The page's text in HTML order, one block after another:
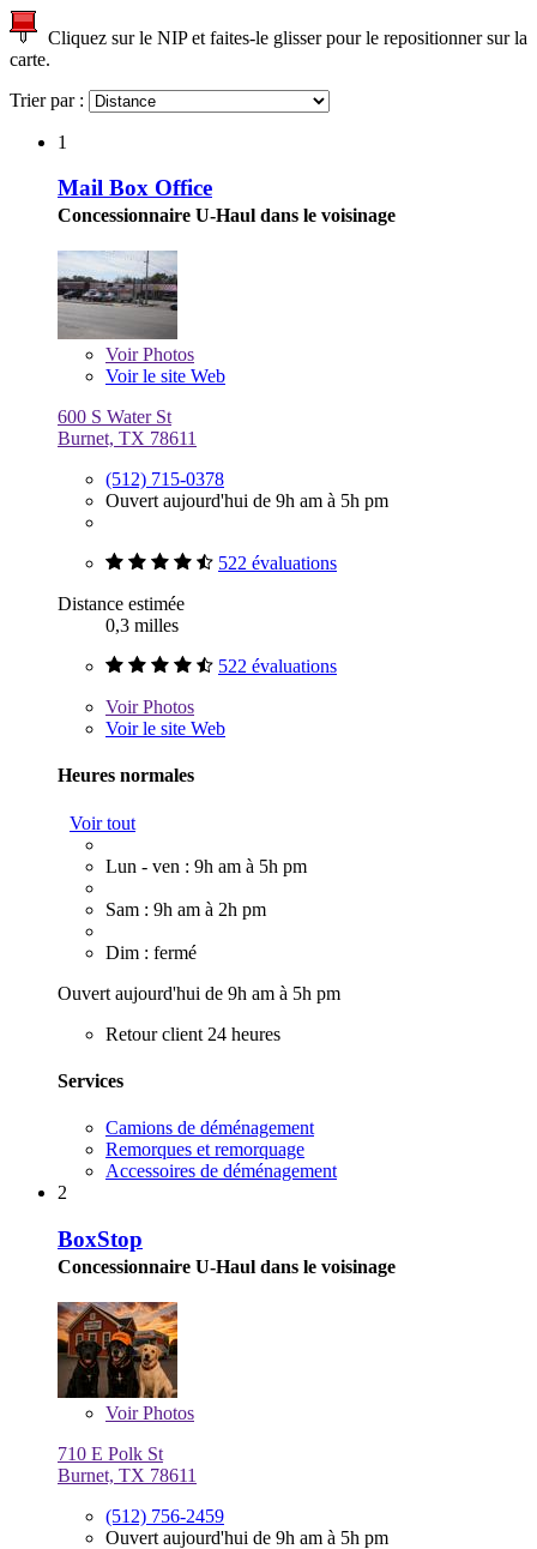
Cliquez sur le NIP et faites-le glisser pour le repositionner sur la
carte.
Trier par :
1
Mail Box Office
Concessionnaire U-Haul dans le voisinage
VoirPhotos
Voir le site Web
600 S Water St
Burnet, TX 78611
(512) 715-0378
Ouvert aujourd'hui de 9h am à 5h pm
522 évaluations
Distance estimée
0,3 milles
522 évaluations
VoirPhotos
Voir le site Web
Heures normales
Voir tout
Lun - ven : 9h am à 5h pm
Sam : 9h am à 2h pm
Dim : fermé
Ouvert aujourd'hui de 9h am à 5h pm
Retour client 24 heures
Services
Camions de déménagement
Remorques et remorquage
Accessoires de déménagement
2
BoxStop
Concessionnaire U-Haul dans le voisinage
VoirPhotos
710 E Polk St
Burnet, TX 78611
(512) 756-2459
Ouvert aujourd'hui de 9h am à 5h pm